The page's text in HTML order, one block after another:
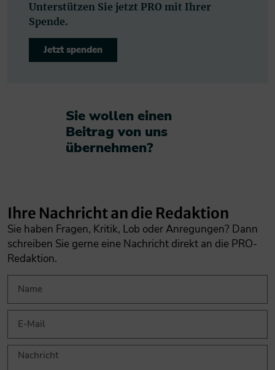
Unterstützen Sie jetzt PRO mit Ihrer
Spende.
Jetzt spenden
Sie wollen einen
Beitrag von uns
übernehmen?​
Ihre Nachricht an die Redaktion
Sie haben Fragen, Kritik, Lob oder Anregungen? Dann
schreiben Sie gerne eine Nachricht direkt an die PRO-
Redaktion.